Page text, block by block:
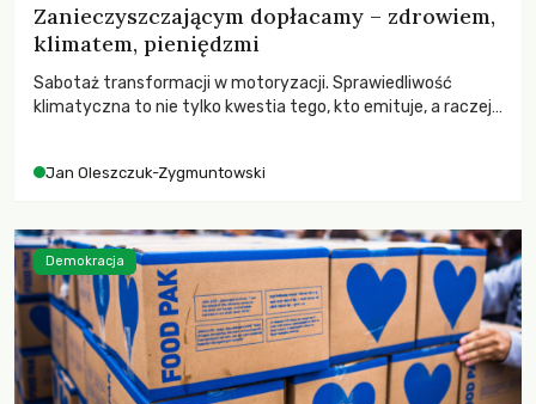
Zanieczyszczającym dopłacamy – zdrowiem,
klimatem, pieniędzmi
Sabotaż transformacji w motoryzacji. Sprawiedliwość
klimatyczna to nie tylko kwestia tego, kto emituje, a raczej
Jan Oleszczuk-Zygmuntowski
Demokracja